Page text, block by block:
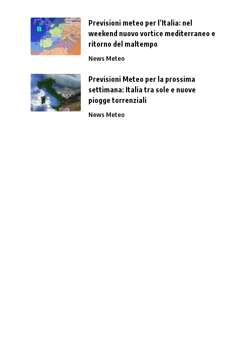
Previsioni meteo per l’Italia: nel
weekend nuovo vortice mediterraneo e
ritorno del maltempo
News Meteo
Previsioni Meteo per la prossima
settimana: Italia tra sole e nuove
piogge torrenziali
News Meteo